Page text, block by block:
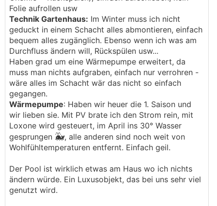
Folie aufrollen usw
Technik Gartenhaus: Im Winter muss ich nicht
geduckt in einem Schacht alles abmontieren, einfach
bequem alles zugänglich. Ebenso wenn ich was am
Durchfluss ändern will, Rückspülen usw...
Haben grad um eine Wärmepumpe erweitert, da
muss man nichts aufgraben, einfach nur verrohren -
wäre alles im Schacht wär das nicht so einfach
gegangen.
Wärmepumpe: Haben wir heuer die 1. Saison und
wir lieben sie. Mit PV brate ich den Strom rein, mit
Loxone wird gesteuert, im April ins 30° Wasser
gesprungen 🐳, alle anderen sind noch weit von
Wohlfühltemperaturen entfernt. Einfach geil.
Der Pool ist wirklich etwas am Haus wo ich nichts
ändern würde. Ein Luxusobjekt, das bei uns sehr viel
genutzt wird.